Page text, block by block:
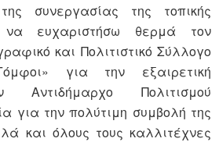
συνεργασίας της τοπικής
να ευχαριστήσω θερμά τον
και Πολιτιστικό Σύλλογο
για την εξαιρετική
Αντιδήμαρχο Πολιτισμού
για την πολύτιμη συμβολή της
και όλους τους καλλιτέχνες